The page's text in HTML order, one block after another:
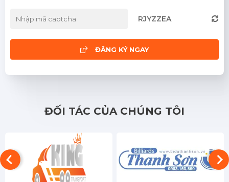
RJYZZEA
ĐĂNG KÝ NGAY
ĐỐI TÁC CỦA CHÚNG TÔI